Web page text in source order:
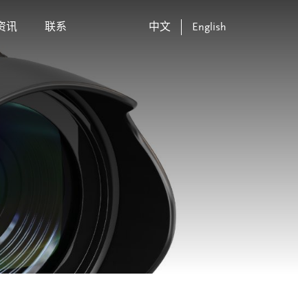
讯 联系 中文 English